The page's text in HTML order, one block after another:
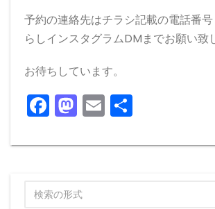
予約の連絡先はチラシ記載の電話番
らしインスタグラムDMまでお願い致
お待ちしています。
F
c
b
M
st
d
E
ai